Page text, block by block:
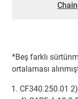
*Beş farklı
ortalaması
CF340.250.01